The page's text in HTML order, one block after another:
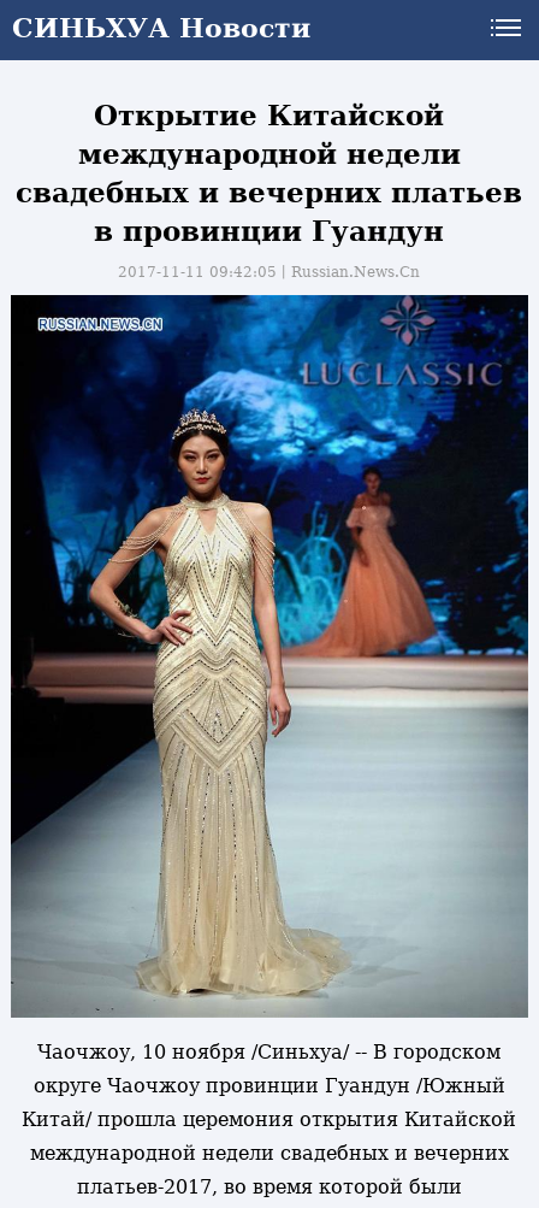
СИНЬХУА Новости
Открытие Китайской
международной недели
свадебных и вечерних платьев
в провинции Гуандун
2017-11-11 09:42:05丨Russian.News.Cn
Чаочжоу, 10 ноября /Синьхуа/ -- В городском
округе Чаочжоу провинции Гуандун /Южный
Китай/ прошла церемония открытия Китайской
международной недели свадебных и вечерних
платьев-2017, во время которой были